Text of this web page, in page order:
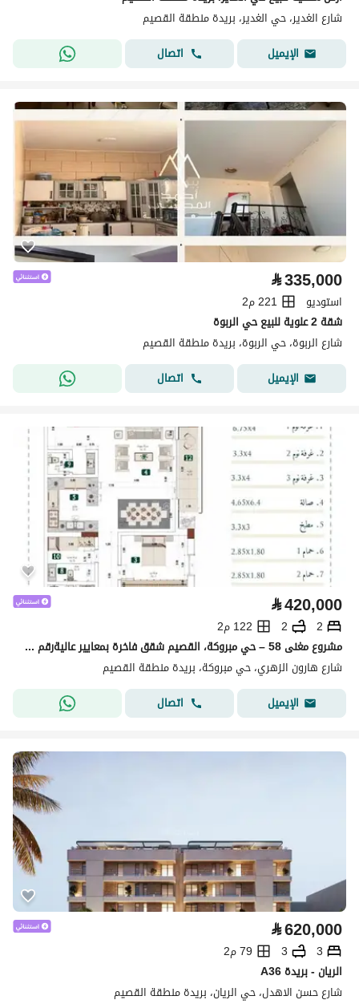
شارع الغدير، حي الغدير، بريدة منطقة القصيم
الإيميل
اتصال
⃁335,000
استوديو
221 م2
شقة 2 علوية للبيع حي الربوة
شارع الربوة، حي الربوة، بريدة منطقة القصيم
الإيميل
اتصال
⃁420,000
2
2
122 م2
مشروع مغنى 58 – حي مبروكة، القصيم شقق فاخرة بمعايير عاليةرقم الوحدة 21
شارع هارون الزهري، حي مبروكة، بريدة منطقة القصيم
الإيميل
اتصال
⃁620,000
3
3
79 م2
A36 الريان - بريدة
شارع حسن الاهدل، حي الريان، بريدة منطقة القصيم